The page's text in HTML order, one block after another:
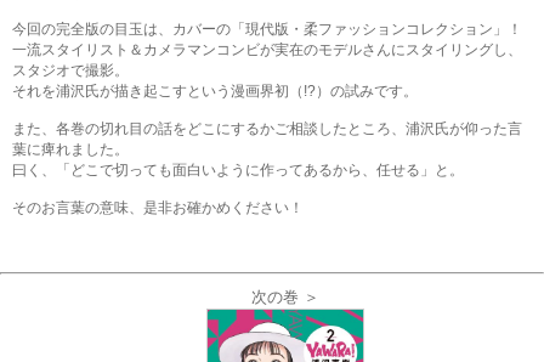
今回の完全版の目玉は、カバーの「現代版・柔ファッションコレクション」！
一流スタイリスト＆カメラマンコンビが実在のモデルさんにスタイリングし、
スタジオで撮影。
それを浦沢氏が描き起こすという漫画界初（!?）の試みです。
また、各巻の切れ目の話をどこにするかご相談したところ、浦沢氏が仰った言
葉に痺れました。
曰く、「どこで切っても面白いように作ってあるから、任せる」と。
そのお言葉の意味、是非お確かめください！
次の巻 ＞